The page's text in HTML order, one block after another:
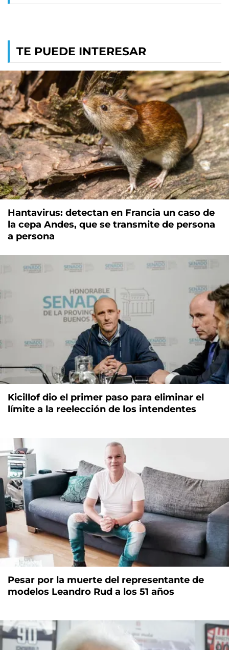
TE PUEDE INTERESAR
Hantavirus: detectan en Francia un caso de
la cepa Andes, que se transmite de persona
a persona
Kicillof dio el primer paso para eliminar el
límite a la reelección de los intendentes
Pesar por la muerte del representante de
modelos Leandro Rud a los 51 años